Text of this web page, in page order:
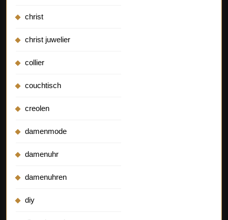
christ
christ juwelier
collier
couchtisch
creolen
damenmode
damenuhr
damenuhren
diy